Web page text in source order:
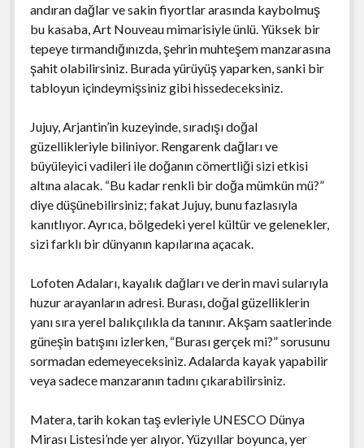
andıran dağlar ve sakin fiyortlar arasında kaybolmuş
bu kasaba, Art Nouveau mimarisiyle ünlü. Yüksek bir
tepeye tırmandığınızda, şehrin muhteşem manzarasına
şahit olabilirsiniz. Burada yürüyüş yaparken, sanki bir
tabloyun içindeymişsiniz gibi hissedeceksiniz.
Jujuy, Arjantin’in kuzeyinde, sıradışı doğal
güzellikleriyle biliniyor. Rengarenk dağları ve
büyüleyici vadileri ile doğanın cömertliği sizi etkisi
altına alacak. “Bu kadar renkli bir doğa mümkün mü?”
diye düşünebilirsiniz; fakat Jujuy, bunu fazlasıyla
kanıtlıyor. Ayrıca, bölgedeki yerel kültür ve gelenekler,
sizi farklı bir dünyanın kapılarına açacak.
Lofoten Adaları, kayalık dağları ve derin mavi sularıyla
huzur arayanların adresi. Burası, doğal güzelliklerin
yanı sıra yerel balıkçılıkla da tanınır. Akşam saatlerinde
güneşin batışını izlerken, “Burası gerçek mi?” sorusunu
sormadan edemeyeceksiniz. Adalarda kayak yapabilir
veya sadece manzaranın tadını çıkarabilirsiniz.
Matera, tarih kokan taş evleriyle UNESCO Dünya
Mirası Listesi’nde yer alıyor. Yüzyıllar boyunca, yer